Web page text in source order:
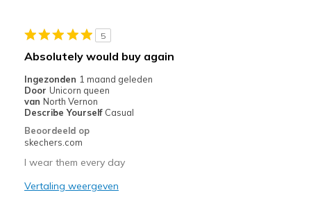
Minpunten
Beste toepassingen
Special Occasions
5
Absolutely would buy again
Ingezonden 1 maand geleden
Door Unicorn queen
van North Vernon
Describe Yourself Casual
Beoordeeld op
skechers.com
I wear them every day
Vertaling weergeven